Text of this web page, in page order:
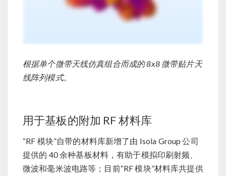
根据单个微带天线仿真组合而成的 8x8 微带贴片天
线阵列模式。
用于基板的附加 RF 材料库
“RF 模块”自带的材料库新增了由 Isola Group 公司
提供的 40 余种基板材料，有助于模拟印刷射频、
微波和毫米波电路等；目前“RF 模块”材料库共提供